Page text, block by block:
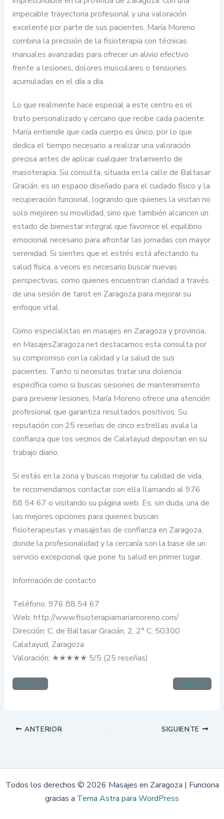
impecable trayectoria profesional y una valoración
excelente por parte de sus pacientes, María Moreno
combina la precisión de la fisioterapia con técnicas
manuales avanzadas para ofrecer un alivio efectivo
frente a lesiones, dolores musculares o tensiones
acumuladas en el día a día.
Lo que realmente hace especial a este centro es el
trato personalizado y cercano que recibe cada paciente.
María entiende que cada cuerpo es único, por lo que
dedica el tiempo necesario a realizar una valoración
precisa antes de aplicar cualquier tratamiento de
masoterapia. Su consulta, situada en la calle de Baltasar
Gracián, es un espacio diseñado para el cuidado físico y la
recuperación funcional, logrando que quienes la visitan no
solo mejoren su movilidad, sino que también alcancen un
estado de bienestar integral que favorece el equilibrio
emocional necesario para afrontar las jornadas con mayor
serenidad. Si sientes que el estrés está afectando tu
salud física, a veces es necesario buscar nuevas
perspectivas, como quienes encuentran claridad a través
de una sesión de tarot en Zaragoza para mejorar su
enfoque vital.
Como especialistas en masajes en Zaragoza y provincia,
en MasajesZaragoza.net destacamos esta consulta por
su compromiso con la calidad y la salud de sus
pacientes. Tanto si necesitas tratar una dolencia
específica como si buscas sesiones de mantenimiento
para prevenir lesiones, María Moreno ofrece una atención
profesional que garantiza resultados positivos. Su
reputación con 25 reseñas de cinco estrellas avala la
confianza que los vecinos de Calatayud depositan en su
trabajo diario.
Si estás en la zona y buscas mejorar tu calidad de vida,
te recomendamos contactar con ella llamando al 976
88 54 67 o visitando su página web. Es, sin duda, una de
las mejores opciones para quienes buscan
fisioterapeutas y masajistas de confianza en Zaragoza,
donde la profesionalidad y la cercanía son la base de un
servicio excepcional que pone tu salud en primer lugar.
Información de contacto
Teléfono: 976 88 54 67
Web: http://www.fisioterapiamariamoreno.com/
Dirección: C. de Baltasar Gracián, 2, 2° C, 50300
Calatayud, Zaragoza
Valoración: ★★★★★ 5/5 (25 reseñas)
Anterior Siguiente
ANTERIOR SIGUIENTE
Todos los derechos © 2026 Masajes en Zaragoza | Funciona
gracias a Tema Astra para WordPress